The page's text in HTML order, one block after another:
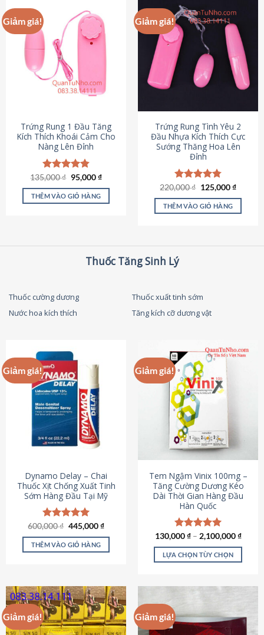
có
nhiều
biến
thể.
Các
tùy
chọn
được
chọn
trên
trang
sản
phẩm
Giảm giá!
Trứng Rung 1 Đầu Tăng
Kích Thích Khoái Cảm Cho
Nàng Lên Đỉnh
Được xếp
hạng4.87
5 sao
135,000₫ Giá
gốc
là:
135,000 ₫.
95,000₫Giá
tại
THÊM VÀO GIỎ HÀNG
Giảm giá!
Trứng Rung Tình Yêu 2
Đầu Nhựa Kích Thích Cực
Sướng Thăng Hoa Lên
Đỉnh
Được xếp
hạng4.79
5 sao
220,000₫ Giá
là:
220,000 ₫.
125,000₫Giá
tại
THÊM VÀO GIỎ HÀNG
Thuốc Tăng Sinh Lý
Thuốc cường dương
Thuốc xuất tinh sớm
Nước hoa kích thích
Tăng kích cỡ dương vật
Giảm giá!
Dynamo Delay – Chai
Thuốc Xịt Chống Xuất Tinh
Sớm Hàng Đầu Tại Mỹ
Được xếp
hạng5.00
5 sao
600,000₫ Giá
là:
600,000 ₫.
445,000₫Giá
tại
THÊM VÀO GIỎ HÀNG
Giảm giá!
Tem Ngậm Vinix 100mg –
Tăng Cường Dương Kéo
Dài Thời Gian Hàng Đầu
Hàn Quốc
Được xếp
hạng5.00
5 sao
130,000₫– 2,100,000₫
LỰA CHỌN TÙY CHỌN
nhiều
biến
Giảm giá! Giảm giá!